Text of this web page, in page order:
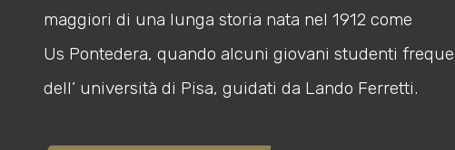
maggiori di una lunga storia nata nel 1912 come
Us Pontedera, quando alcuni giovani studenti
dell’ università di Pisa, guidati da Lando Ferretti.